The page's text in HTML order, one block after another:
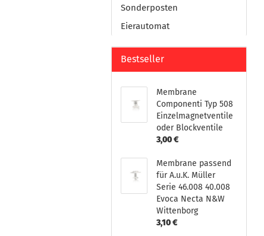
Sonderposten
Eierautomat
Bestseller
Membrane
Componenti Typ 508
Einzelmagnetventile
oder Blockventile
3,00 €
Membrane passend
für A.u.K. Müller
Serie 46.008 40.008
Evoca Necta N&W
Wittenborg
3,10 €